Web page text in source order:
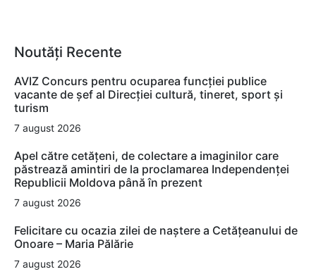
Noutăți Recente
AVIZ Concurs pentru ocuparea funcţiei publice
vacante de şef al Direcţiei cultură, tineret, sport şi
turism
7 august 2026
Apel către cetățeni, de colectare a imaginilor care
păstrează amintiri de la proclamarea Independenței
Republicii Moldova până în prezent
7 august 2026
Felicitare cu ocazia zilei de naștere a Cetățeanului de
Onoare – Maria Pălărie
7 august 2026